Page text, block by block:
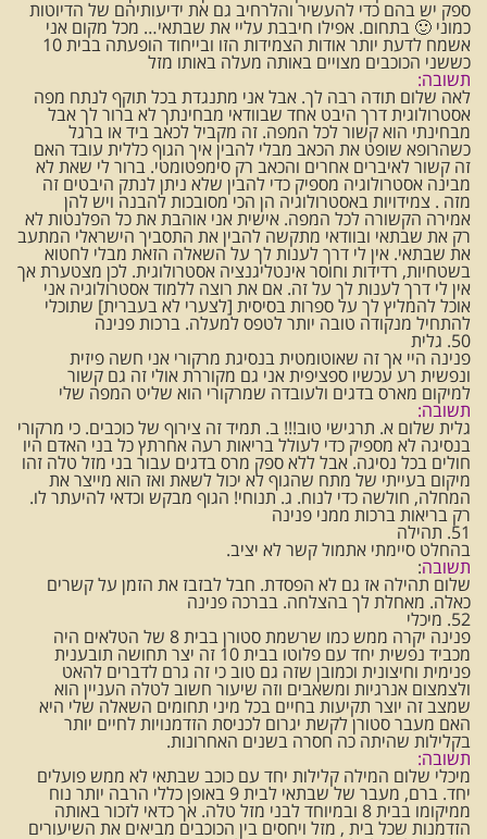
ספק יש בהם כדי להעשיר והלרחיב גם את ידיעותיהם של הדיוטות
כמוני 🙂 בתחום. אפילו חיבבת עליי את שבתאי… מכל מקום אני
אשמח לדעת יותר אודות הצמידות הזו ובייחוד הופעתה בבית 10
כששני הכוכבים מצויים באותה מעלה באותו מזל
תשובה:
לאה שלום תודה רבה לך. אבל אני מתנגדת בכל תוקף לנתח מפה
אסטרולוגית דרך היבט אחד שבוודאי מבחינתך לא ברור לך אבל
מבחינתי הוא קשור לכל המפה. זה מקביל לכאב ביד או ברגל
כשהרופא שופט את הכאב מבלי להבין איך הגוף כללית עובד האם
זה קשור לאיברים אחרים והכאב רק סימפטומטי. ברור לי שאת לא
מבינה אסטרולוגיה מספיק כדי להבין שלא ניתן לנתק היבטים זה
מזה . צמידויות באסטרולוגיה הן הכי מסובכות להבנה ויש להן
אמירה הקשורה לכל המפה. אישית אני אוהבת את כל הפלנטות לא
רק את שבתאי ובוודאי מתקשה להבין את התסביך הישראלי המתעב
את שבתאי. אין לי דרך לענות לך על השאלה הזאת מבלי לחטוא
בשטחיות, רדידות וחוסר אינטליגנציה אסטרולוגית. לכן מצטערת אך
אין לי דרך לענות לך על זה. אם את רוצה ללמוד אסטרולוגיה אני
אוכל להמליץ לך על ספרות בסיסית [לצערי לא בעברית] שתוכלי
להתחיל מנקודה טובה יותר לטפס למעלה. ברכות פנינה
50. גלית
פנינה היי אך זה שאוטומטית בנסיגת מרקורי אני חשה פיזית
ונפשית רע עכשיו ספציפית אני גם מקוררת אולי זה גם קשור
למיקום מארס בדגים ולעובדה שמרקורי הוא שליט המפה שלי
תשובה:
גלית שלום א. תרגישי טוב!!! ב. תמיד זה צירוף של כוכבים. כי מרקורי
בנסיגה לא מספיק כדי לעולל בריאות רעה אחרתץ כל בני האדם היו
חולים בכל נסיגה. אבל ללא ספק מרס בדגים עבור בני מזל טלה זהו
מיקום בעייתי של מתח שהגוף לא יכול לשאת ואז הוא מייצר את
המחלה, חולשה כדי לנוח. ג. תנוחי! הגוף מבקש וכדאי להיעתר לו.
רק בריאות ברכות ממני פנינה
51. תהילה
בהחלט סיימתי אתמול קשר לא יציב.
תשובה:
שלום תהילה אז גם לא הפסדת. חבל לבזבז את הזמן על קשרים
כאלה. מאחלת לך בהצלחה. בברכה פנינה
52. מיכלי
פנינה יקרה ממש כמו שרשמת סטורן בבית 8 של הטלאים היה
מכביד נפשית יחד עם פלוטו בבית 10 זה יצר תחושה תובענית
פנימית וחיצונית וכמובן שזה גם טוב כי זה גרם לדברים להאט
ולצמצום אנרגיות ומשאבים וזה שיעור חשוב לטלה העניין הוא
שמצב זה יוצר תקיעות בחיים בכל מיני תחומים השאלה שלי היא
האם מעבר סטורן לקשת יגרום לכניסת הזדמנויות לחיים יותר
בקלילות שהיתה כה חסרה בשנים האחרונות.
תשובה:
מיכלי שלום המילה קלילות יחד עם כוכב שבתאי לא ממש פועלים
יחד. ברם, מעבר של שבתאי לבית 9 באופן כללי הרבה יותר נוח
ממיקומו בבית 8 ובמיוחד לבני מזל טלה. אך כדאי לזכור באותה
הזדמנות שכל בית , מזל ויחסים בין הכוכבים מביאים את השיעורים